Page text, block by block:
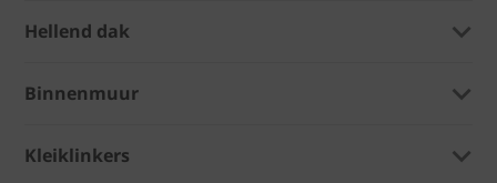
Hellend dak
Binnenmuur
Kleiklinkers